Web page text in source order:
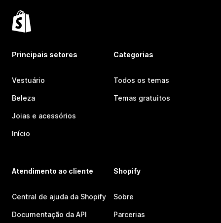
Principais setores
Vestuário
Beleza
Joias e acessórios
Início
Categorias
Todos os temas
Temas gratuitos
Atendimento ao cliente
Central de ajuda da Shopify
Documentação da API
Shopify
Sobre
Parcerias